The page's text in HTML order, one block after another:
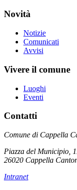
Novità
Notizie
Comunicati
Avvisi
Vivere il comune
Luoghi
Eventi
Contatti
Comune di Cappella
Piazza del Municipio,
26020 Cappella
Intranet